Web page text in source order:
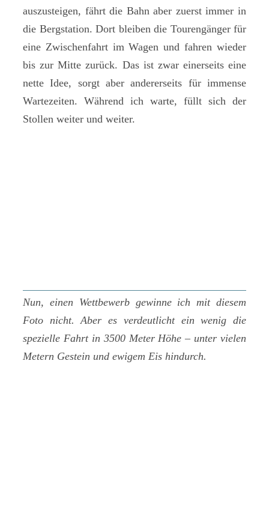
auszusteigen, fährt die Bahn aber zuerst immer in
die Bergstation. Dort bleiben die Tourengänger für
eine Zwischenfahrt im Wagen und fahren wieder
bis zur Mitte zurück. Das ist zwar einerseits eine
nette Idee, sorgt aber andererseits für immense
Wartezeiten. Während ich warte, füllt sich der
Stollen weiter und weiter.
Nun, einen Wettbewerb gewinne ich mit diesem
Foto nicht. Aber es verdeutlicht ein wenig die
spezielle Fahrt in 3500 Meter Höhe – unter vielen
Metern Gestein und ewigem Eis hindurch.